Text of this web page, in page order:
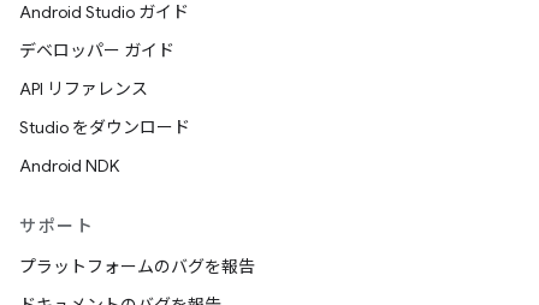
Android Studio ガイド
デベロッパー ガイド
API リファレンス
Studio をダウンロード
Android NDK
サポート
プラットフォームのバグを報告